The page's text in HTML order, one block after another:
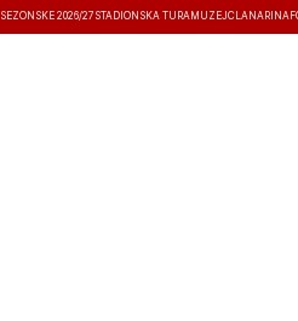
SEZONSKE 2026/27 STADIONSKA TURA MUZEJČLANARINA